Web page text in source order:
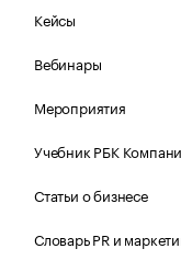
Кейсы
Вебинары
Мероприятия
Учебник РБК
Статьи о бизнесе
Словарь PR и